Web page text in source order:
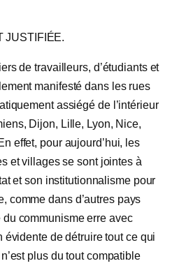
JUSTIFIÉE.
de travailleurs, d’étudiants et
manifesté dans les rues
assiégé de l’intérieur
Dijon, Lille, Lyon, Nice,
effet, pour aujourd’hui, les
et villages se sont jointes à
et son institutionnalisme pour
comme dans d’autres pays
du communisme erre avec
évidente de détruire tout ce qui
plus du tout compatible